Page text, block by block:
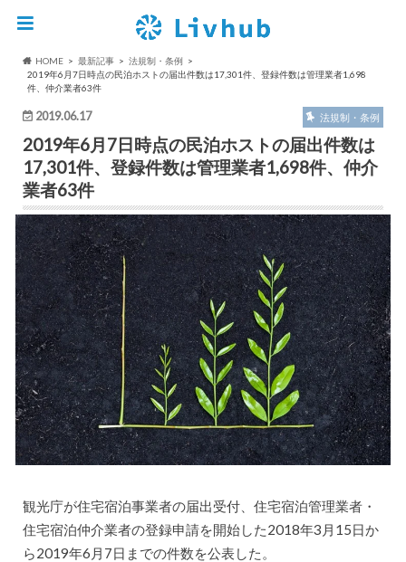
HOME 最新記事
法規制・条例
2019年6月7日時点の民泊ホストの届出件数は17,301件、登録件数は管理業者1,698
件、仲介業者63件
2019.06.17 法規制・条例
2019年6月7日時点の民泊ホストの届出件数は
17,301件、登録件数は管理業者1,698件、仲介
業者63件
観光庁が住宅宿泊事業者の届出受付、住宅宿泊管理業者・
住宅宿泊仲介業者の登録申請を開始した2018年3月15日か
ら2019年6月7日までの件数を公表した。